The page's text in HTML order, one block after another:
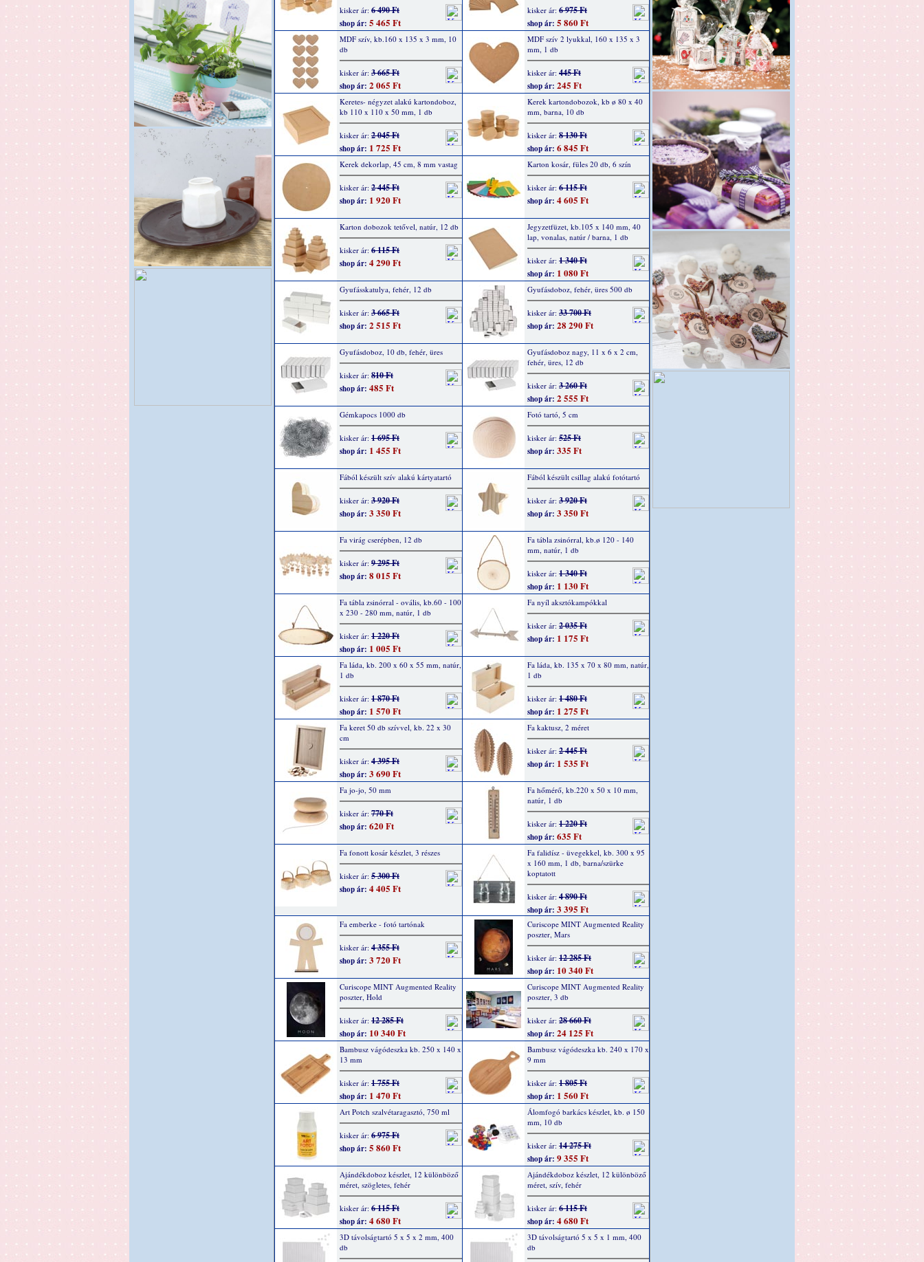
kisker ár: 6 490 Ft
shop ár: 5 465 Ft
kisker ár: 6 975 Ft
shop ár: 5 860 Ft
MDF szív, kb.160 x 135 x 3 mm, 10
db
kisker ár: 3 665 Ft
shop ár: 2 065 Ft
MDF szív 2 lyukkal, 160 x 135 x 3
mm, 1 db
kisker ár: 445 Ft
shop ár: 245 Ft
Keretes- négyzet alakú kartondoboz,
kb 110 x 110 x 50 mm, 1 db
kisker ár: 2 045 Ft
shop ár: 1 725 Ft
Kerek kartondobozok, kb ø 80 x 40
mm, barna, 10 db
kisker ár: 8 130 Ft
shop ár: 6 845 Ft
Kerek dekorlap, 45 cm, 8 mm vastag
kisker ár: 2 445 Ft
shop ár: 1 920 Ft
Karton kosár, füles 20 db, 6 szín
kisker ár: 6 115 Ft
shop ár: 4 605 Ft
Karton dobozok tetővel, natúr, 12 db
kisker ár: 6 115 Ft
shop ár: 4 290 Ft
Jegyzetfüzet, kb.105 x 140 mm, 40
lap, vonalas, natúr / barna, 1 db
kisker ár: 1 340 Ft
shop ár: 1 080 Ft
Gyufásskatulya, fehér, 12 db
kisker ár: 3 665 Ft
shop ár: 2 515 Ft
Gyufásdoboz, fehér, üres 500 db
kisker ár: 33 700 Ft
shop ár: 28 290 Ft
Gyufásdoboz, 10 db, fehér, üres
kisker ár: 810 Ft
shop ár: 485 Ft
Gyufásdoboz nagy, 11 x 6 x 2 cm,
fehér, üres, 12 db
kisker ár: 3 260 Ft
shop ár: 2 555 Ft
Gémkapocs 1000 db
kisker ár: 1 695 Ft
shop ár: 1 455 Ft
Fotó tartó, 5 cm
kisker ár: 525 Ft
shop ár: 335 Ft
Fából készült szív alakú kártyatartó
kisker ár: 3 920 Ft
shop ár: 3 350 Ft
Fából készült csillag alakú fotótartó
kisker ár: 3 920 Ft
shop ár: 3 350 Ft
Fa virág cserépben, 12 db
kisker ár: 9 295 Ft
shop ár: 8 015 Ft
Fa tábla zsinórral, kb.ø 120 - 140
mm, natúr, 1 db
kisker ár: 1 340 Ft
shop ár: 1 130 Ft
Fa tábla zsinórral - ovális, kb.60 - 100
x 230 - 280 mm, natúr, 1 db
kisker ár: 1 220 Ft
shop ár: 1 005 Ft
Fa nyíl aksztókampókkal
kisker ár: 2 035 Ft
shop ár: 1 175 Ft
Fa láda, kb. 200 x 60 x 55 mm, natúr,
1 db
kisker ár: 1 870 Ft
shop ár: 1 570 Ft
Fa láda, kb. 135 x 70 x 80 mm, natúr,
1 db
kisker ár: 1 480 Ft
shop ár: 1 275 Ft
Fa keret 50 db szívvel, kb. 22 x 30
cm
kisker ár: 4 395 Ft
shop ár: 3 690 Ft
Fa kaktusz, 2 méret
kisker ár: 2 445 Ft
shop ár: 1 535 Ft
Fa jo-jo, 50 mm
kisker ár: 770 Ft
shop ár: 620 Ft
Fa hőmérő, kb.220 x 50 x 10 mm,
natúr, 1 db
kisker ár: 1 220 Ft
shop ár: 635 Ft
Fa fonott kosár készlet, 3 részes
kisker ár: 5 300 Ft
shop ár: 4 405 Ft
Fa falidísz - üvegekkel, kb. 300 x 95
x 160 mm, 1 db, barna/szürke
koptatott
kisker ár: 4 890 Ft
shop ár: 3 395 Ft
Fa emberke - fotó tartónak
kisker ár: 4 355 Ft
shop ár: 3 720 Ft
Curiscope MINT Augmented Reality
poszter, Mars
kisker ár: 12 285 Ft
shop ár: 10 340 Ft
Curiscope MINT Augmented Reality
poszter, Hold
kisker ár: 12 285 Ft
shop ár: 10 340 Ft
Curiscope MINT Augmented Reality
poszter, 3 db
kisker ár: 28 660 Ft
shop ár: 24 125 Ft
Bambusz vágódeszka kb. 250 x 140 x
13 mm
kisker ár: 1 755 Ft
shop ár: 1 470 Ft
Bambusz vágódeszka kb. 240 x 170 x
9 mm
kisker ár: 1 805 Ft
shop ár: 1 560 Ft
Art Potch szalvétaragasztó, 750 ml
kisker ár: 6 975 Ft
shop ár: 5 860 Ft
Álomfogó barkács készlet, kb. ø 150
mm, 10 db
kisker ár: 14 275 Ft
shop ár: 9 355 Ft
Ajándékdoboz készlet, 12 különböző
méret, szögletes, fehér
kisker ár: 6 115 Ft
shop ár: 4 680 Ft
Ajándékdoboz készlet, 12 különböző
méret, szív, fehér
kisker ár: 6 115 Ft
shop ár: 4 680 Ft
3D távolságtartó 5 x 5 x 2 mm, 400
db
3D távolságtartó 5 x 5 x 1 mm, 400
db